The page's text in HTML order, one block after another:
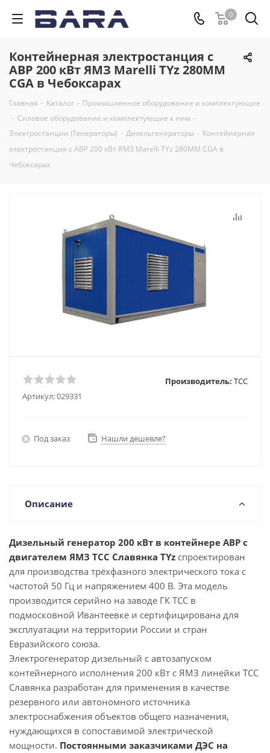
0
Контейнерная электростанция с
АВР 200 кВт ЯМЗ Marelli TYz 280MM
CGA в Чебоксарах
Главная - Каталог - Промышленное оборудование и комплектующие
- Силовое оборудование и комплектующие к ним -
Электростанции (Генераторы) - Дизельгенераторы - Контейнерная
электростанция с АВР 200 кВт ЯМЗ Marelli TYz 280MM CGA в
Чебоксарах
Артикул:029331
Производитель: ТСС
Под заказ Нашли дешевле?
Описание
Дизельный генератор 200 кВт в контейнере АВР с
двигателем ЯМЗ ТСС Славянка TYz спроектирован
для производства трёхфазного электрического тока с
частотой 50 Гц и напряжением 400 В. Эта модель
производится серийно на заводе ГК ТСС в
подмосковной Ивантеевке и сертифицирована для
эксплуатации на территории России и стран
Евразийского союза.
Электрогенератор дизельный с автозапуском
контейнерного исполнения 200 кВт с ЯМЗ линейки ТСС
Славянка разработан для применения в качестве
резервного или автономного источника
электроснабжения объектов общего назначения,
нуждающихся в сопоставимой электрической
мощности. Постоянными заказчиками ДЭС на